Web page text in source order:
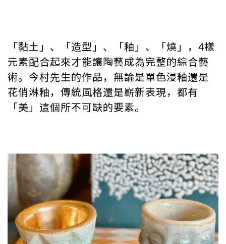
「黏土」、「造型」、「釉」、「燒」，4樣
元素配合起來才能讓陶藝成為完整的綜合藝
術。今村先生的作品，無論是單色浸釉還是
花俏淋釉，傳統風格還是嶄新表現，都有
「美」這個所不可缺的要素。